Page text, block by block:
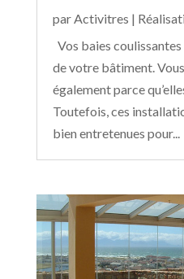
parActivitres |
Vos baies
de votre bâtiment.
également parce
Toutefois, ces
bien entretenues pour...